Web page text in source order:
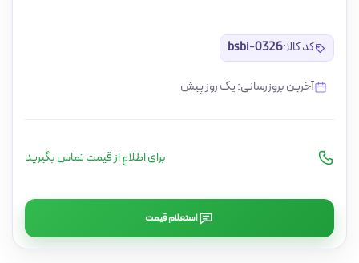
کد کالا:bsbi-0326
آخرین بروزرسانی: یک روز پیش
برای اطلاع از قیمت تماس بگیرید
استعلام قیمت